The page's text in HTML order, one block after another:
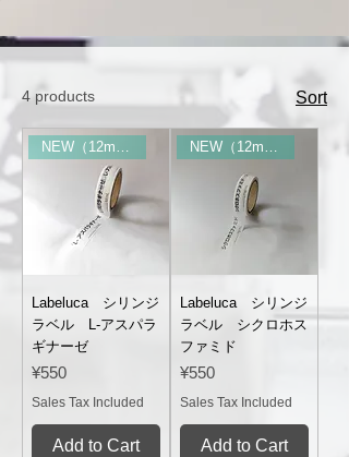
4 products Sort
Labeluca シリンジ
ラベル L-アスパラ
ギナーゼ
Price
¥550
Sales Tax Included
Add to Cart
Labeluca シリンジ
ラベル シクロホス
ファミド
Price
¥550
Sales Tax Included
Add to Cart